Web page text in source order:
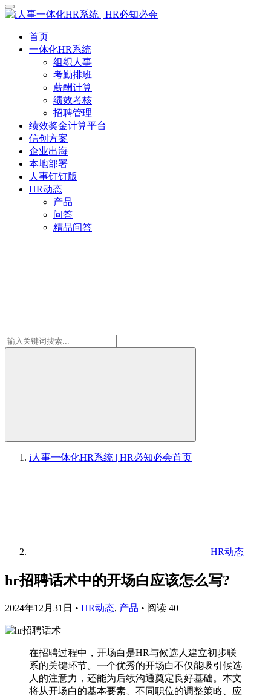
首页
一体化HR系统
组织人事
考勤排班
薪酬计算
绩效考核
招聘管理
绩效奖金计算平台
信创方案
企业出海
本地部署
人事钉钉版
HR动态
产品
问答
精品问答
i人事一体化HR系统 | HR必知必会首页
HR动态
hr招聘话术中的开场白应该怎么写?
2024年12月31日 • HR动态, 产品 • 阅读 40
在招聘过程中，开场白是HR与候选人建立初步联
系的关键环节。一个优秀的开场白不仅能吸引候选
人的注意力，还能为后续沟通奠定良好基础。本文
将从开场白的基本要素、不同职位的调整策略、应